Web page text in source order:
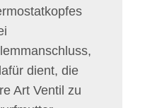
dient, die
Art Ventil zu